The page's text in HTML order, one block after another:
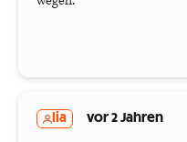
lia vor 2 Jahren